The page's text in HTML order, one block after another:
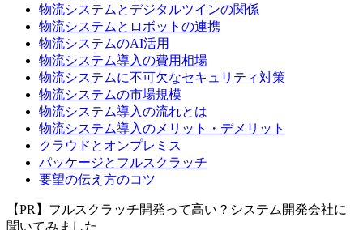
物流システムとデジタルツインの関係
物流システムとロボットの連携
物流システムのAI活用
物流システム導入の費用相場
物流システムに不可欠なセキュリティ対策
物流システムの市場規模
物流システム導入の流れとは
物流システム導入のメリット・デメリット
クラウドとオンプレミス
パッケージとフルスクラッチ
要望の伝え方のコツ
【PR】フルスクラッチ開発って高い？システム開発会社に
聞いてみました